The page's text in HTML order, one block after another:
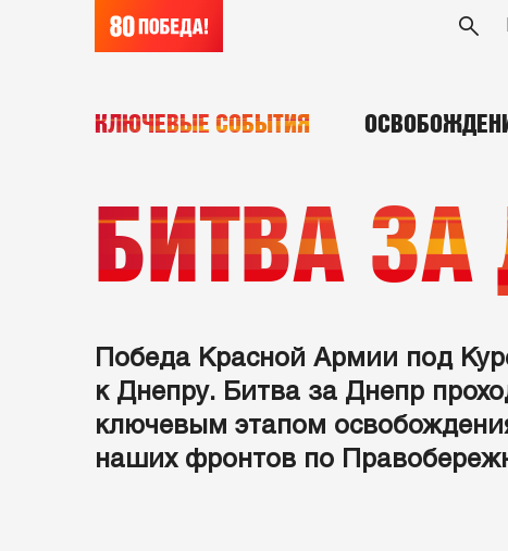
КЛЮЧЕВЫЕ СОБЫТИЯ
БИТВА ЗА
Победа Красной Армии под
к Днепру. Битва за Днепр
ключевым этапом
наших фронтов по